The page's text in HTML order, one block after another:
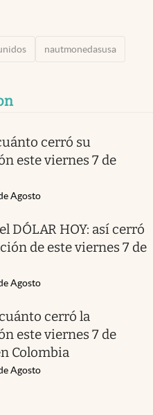
nautmonedasusa
cerró su
este viernes 7 de
Agosto
DÓLAR HOY: así cerró
de este viernes 7 de
Agosto
cerró la
este viernes 7 de
Colombia
Agosto